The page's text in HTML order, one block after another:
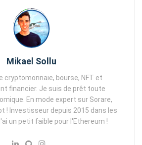
Mikael Sollu
cryptomonnaie, bourse, NFT et
financier. Je suis de prêt toute
En mode expert sur Sorare,
! Investisseur depuis 2015 dans les
un petit faible pour l'Ethereum !